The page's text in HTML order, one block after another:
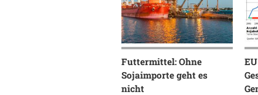
Futtermittel: Ohne
Sojaimporte geht es
nicht